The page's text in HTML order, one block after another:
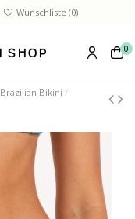
Wunschliste (0)
0
Brazilian Bikini